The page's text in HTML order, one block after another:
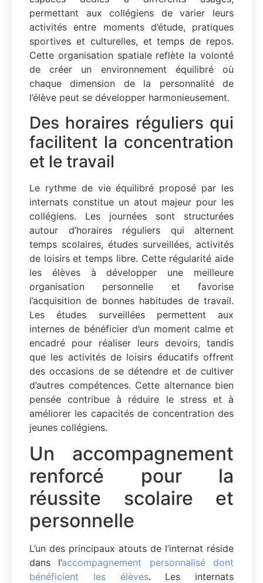
permettant aux collégiens de varier leurs
activités entre moments d’étude, pratiques
sportives et culturelles, et temps de repos.
Cette organisation spatiale reflète la volonté
de créer un environnement équilibré où
chaque dimension de la personnalité de
l’élève peut se développer harmonieusement.
Des horaires réguliers qui
facilitent la concentration
et le travail
Le rythme de vie équilibré proposé par les
internats constitue un atout majeur pour les
collégiens. Les journées sont structurées
autour d’horaires réguliers qui alternent
temps scolaires, études surveillées, activités
de loisirs et temps libre. Cette régularité aide
les élèves à développer une meilleure
organisation personnelle et favorise
l’acquisition de bonnes habitudes de travail.
Les études surveillées permettent aux
internes de bénéficier d’un moment calme et
encadré pour réaliser leurs devoirs, tandis
que les activités de loisirs éducatifs offrent
des occasions de se détendre et de cultiver
d’autres compétences. Cette alternance bien
pensée contribue à réduire le stress et à
améliorer les capacités de concentration des
jeunes collégiens.
Un accompagnement
renforcé pour la
réussite scolaire et
personnelle
L’un des principaux atouts de l’internat réside
dans l’accompagnement personnalisé dont
bénéficient les élèves. Les internats